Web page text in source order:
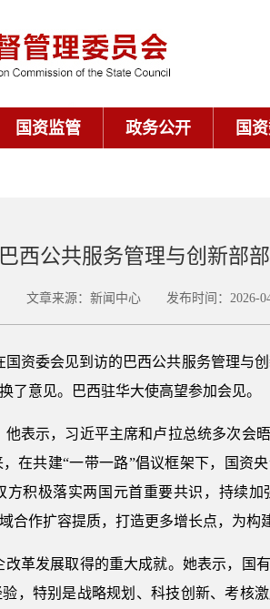
国资监管 政务公开 国
西公共服务管理与创新部
文章来源：新闻中心 发布时间：2026-
资委会见到访的巴西公共服务管理与
了意见。巴西驻华大使高望参加会见。
他表示，习近平主席和卢拉总统多次会
在共建“一带一路”倡议框架下，国资
方积极落实两国元首重要共识，持续
合作扩容提质，打造更多增长点，为构
改革发展取得的重大成就。她表示，国
，特别是战略规划、科技创新、考核